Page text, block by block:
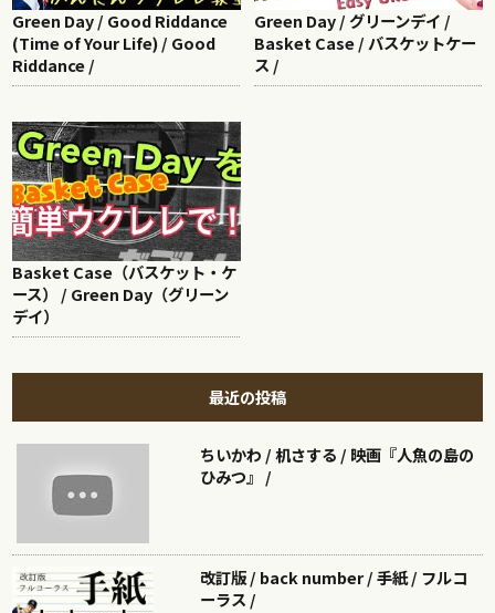
Green Day / Good Riddance
(Time of Your Life) / Good
Riddance /
Green Day / グリーンデイ /
Basket Case / バスケットケー
ス /
Basket Case（バスケット・ケ
ース） / Green Day（グリーン
デイ）
最近の投稿
ちいかわ / 机さする / 映画『人魚の島の
ひみつ』 /
改訂版 / back number / 手紙 / フルコ
ーラス /